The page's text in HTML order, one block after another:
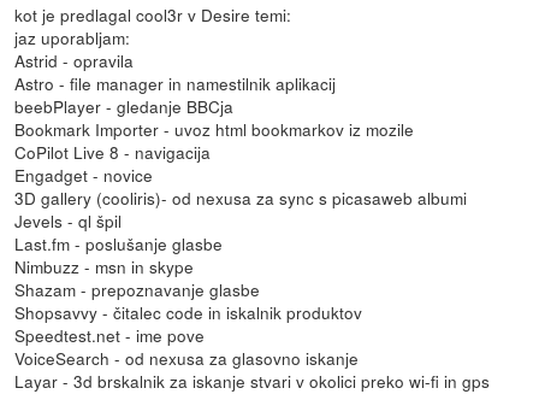
kot je predlagal cool3r v Desire temi:
jaz uporabljam:
Astrid - opravila
Astro - file manager in namestilnik aplikacij
beebPlayer - gledanje BBCja
Bookmark Importer - uvoz html bookmarkov iz mozile
CoPilot Live 8 - navigacija
Engadget - novice
3D gallery (cooliris)- od nexusa za sync s picasaweb albumi
Jevels - ql špil
Last.fm - poslušanje glasbe
Nimbuzz - msn in skype
Shazam - prepoznavanje glasbe
Shopsavvy - čitalec code in iskalnik produktov
Speedtest.net - ime pove
VoiceSearch - od nexusa za glasovno iskanje
Layar - 3d brskalnik za iskanje stvari v okolici preko wi-fi in gps